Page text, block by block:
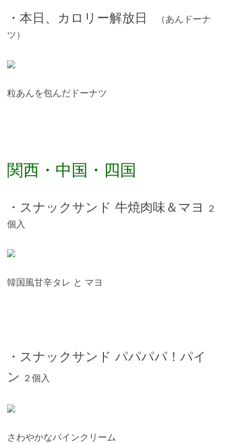
・本日、カロリー解放日
（あんドーナ
ツ）
粒あんを包んだドーナツ
関西・中国・四国
・スナックサンド 牛焼肉味＆マヨ ２
個入
韓国風甘辛タレ と マヨ
・スナックサンド パパパパ！パイ
ン ２個入
さわやかなパインクリーム